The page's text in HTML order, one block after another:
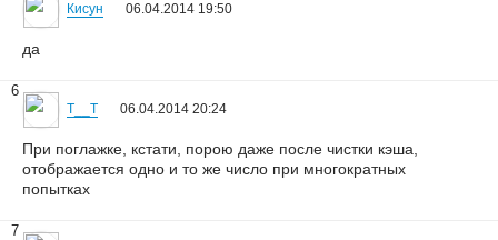
Кисун 06.04.2014 19:50
да
6
T__T 06.04.2014 20:24
При поглажке, кстати, порою даже после чистки кэша,
отображается одно и то же число при многократных
попытках
7